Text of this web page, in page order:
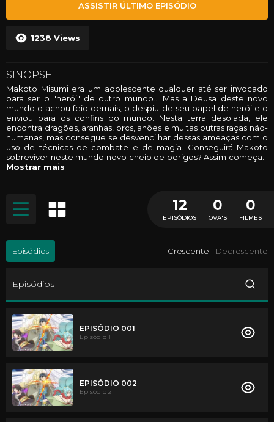
1238 Views
ASSISTIR ÚLTIMO EPISÓDIO
SINOPSE:
Makoto Misumi era um adolescente qualquer até ser invocado
para ser o "herói" de outro mundo... Mas a Deusa deste novo
mundo o achou feio demais, o despiu de seu papel de herói e o
enviou para os confins do mundo. Nesta terra desolada, ele
encontra dragões, aranhas, orcs, anões e muitas outras raças não-
humanas, mas consegue se desvencilhar dessas ameaças com o
uso de técnicas de combate e de magia. Conseguirá Makoto
sobreviver neste mundo novo cheio de perigos? Assim começa
Mostrar mais
12
EPISÓDIOS
0
OVA'S
0
FILMES
Episódios Crescente Decrescente
Episódios
EPISÓDIO 001
Episódio 1
EPISÓDIO 002
Episódio 2